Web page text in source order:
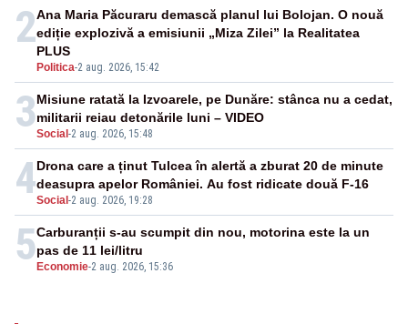
2
Politica-2 aug. 2026, 15:42
Ana Maria Păcuraru demască planul lui Bolojan. O nouă
ediție explozivă a emisiunii „Miza Zilei” la Realitatea
PLUS
3Social -2 aug. 2026, 15:48
Misiune ratată la Izvoarele, pe Dunăre: stânca nu a cedat,
militarii reiau detonările luni – VIDEO
4Social -2 aug. 2026, 19:28
Drona care a ținut Tulcea în alertă a zburat 20 de minute
deasupra apelor României. Au fost ridicate două F-16
5 Economie-2 aug. 2026, 15:36
Carburanții s-au scumpit din nou, motorina este la un
pas de 11 lei/litru